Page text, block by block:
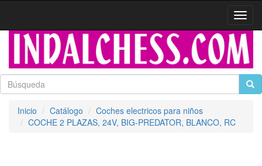
Inicio Catálogo
Coches electricos para niños
COCHE 2 PLAZAS, 24V, BIG-PREDATOR, BLANCO, RC